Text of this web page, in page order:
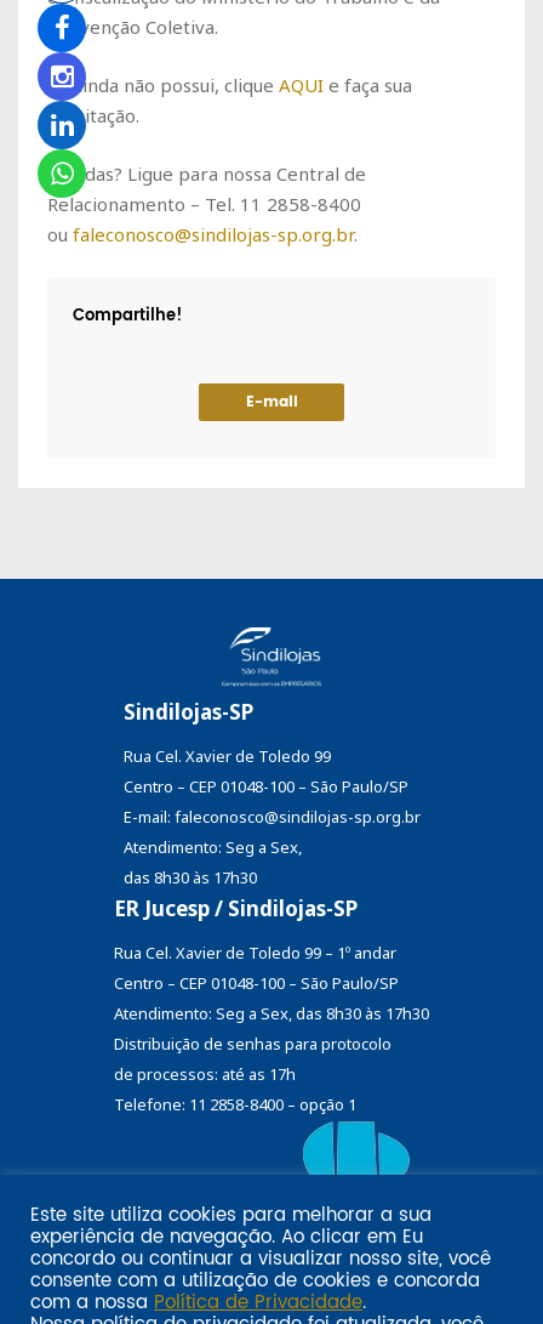
Convenção Coletiva.
Se ainda não possui, clique AQUI e faça sua
solicitação.
Dúvidas? Ligue para nossa Central de
Relacionamento – Tel. 11 2858-8400
ou faleconosco@sindilojas-sp.org.br.
Compartilhe!
E-mail
Sindilojas-SP
Rua Cel. Xavier de Toledo 99
Centro – CEP 01048-100 – São Paulo/SP
E-mail: faleconosco@sindilojas-sp.org.br
Atendimento: Seg a Sex,
das 8h30 às 17h30
ER Jucesp / Sindilojas-SP
Rua Cel. Xavier de Toledo 99 – 1º andar
Centro – CEP 01048-100 – São Paulo/SP
Atendimento: Seg a Sex, das 8h30 às 17h30
Distribuição de senhas para protocolo
de processos: até as 17h
Telefone: 11 2858-8400 – opção 1
Email marketing por:
Pol�tica de privacidade SINDILOJAS-SPAcesse aqui
Este site utiliza cookies para melhorar a sua
experiência de navegação. Ao clicar em Eu
concordo ou continuar a visualizar nosso site, você
consente com a utilização de cookies e concorda
com a nossa Política de Privacidade.